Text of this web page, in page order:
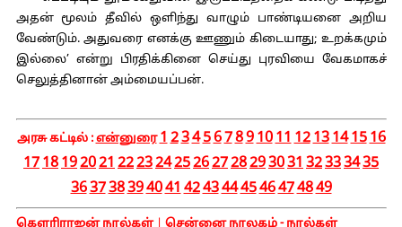
அதன் மூலம் தீவில் ஒளிந்து வாழும் பாண்டியனை அறிய
வேண்டும். அதுவரை எனக்கு ஊணும் கிடையாது; உறக்கமும்
இல்லை’ என்று பிரதிக்கினை செய்து புரவியை வேகமாகச்
செலுத்தினான் அம்மையப்பன்.
அரசு கட்டில் :என்னுரை12345678910111213141516
17181920212223242526272829303132333435
3637383940414243444546474849